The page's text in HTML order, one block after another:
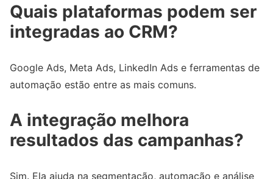
Quais plataformas podem ser
integradas ao CRM?
Google Ads, Meta Ads, LinkedIn Ads e ferramentas de
automação estão entre as mais comuns.
A integração melhora
resultados das campanhas?
Sim. Ela ajuda na segmentação, automação e análise